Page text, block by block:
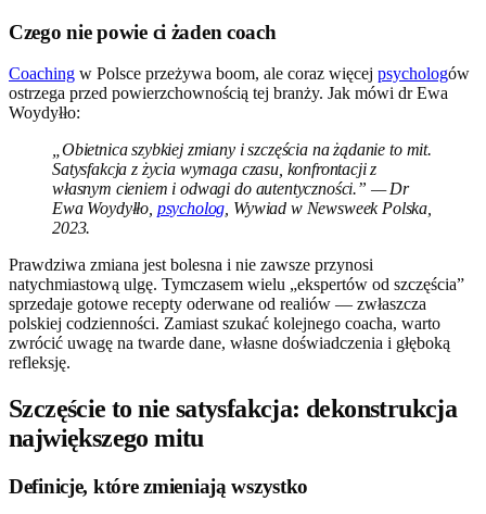
Czego nie powie ci żaden coach
Coaching w Polsce przeżywa boom, ale coraz więcej psychologów
ostrzega przed powierzchownością tej branży. Jak mówi dr Ewa
Woydyłło:
„Obietnica szybkiej zmiany i szczęścia na żądanie to mit.
Satysfakcja z życia wymaga czasu, konfrontacji z
własnym cieniem i odwagi do autentyczności.” — Dr
Ewa Woydyłło, psycholog , Wywiad w Newsweek Polska,
2023.
Prawdziwa zmiana jest bolesna i nie zawsze przynosi
natychmiastową ulgę. Tymczasem wielu „ekspertów od szczęścia”
sprzedaje gotowe recepty oderwane od realiów — zwłaszcza
polskiej codzienności. Zamiast szukać kolejnego coacha, warto
zwrócić uwagę na twarde dane, własne doświadczenia i głęboką
refleksję.
Szczęście to nie satysfakcja: dekonstrukcja
największego mitu
Definicje, które zmieniają wszystko